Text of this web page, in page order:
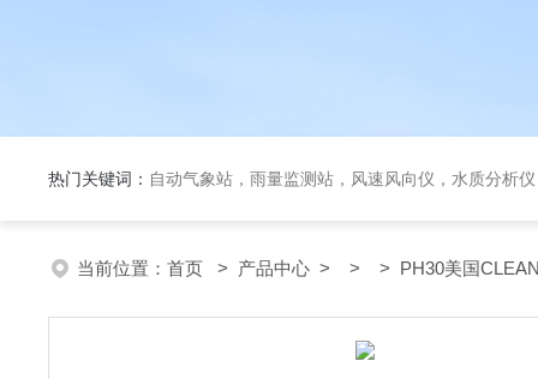
热门关键词： 自动气象站，雨量监测站，风速风向仪，水质分析
当前位置： 首页 > 产品中心 > > > PH30美国CLEAN